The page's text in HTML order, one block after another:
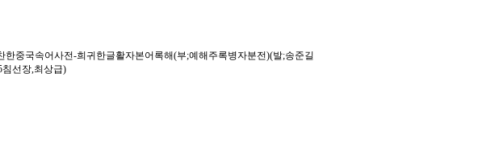
중국속어사전-희귀한글활자본어록해(부;예해주록병자분전)(발;송준길
침선장,최상급)